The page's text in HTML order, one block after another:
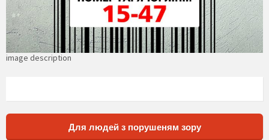
image description
Для людей з порушеням зору